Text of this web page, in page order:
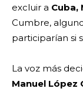
excluir a Cuba,
Cumbre,
participarían si
La voz más
Manuel López